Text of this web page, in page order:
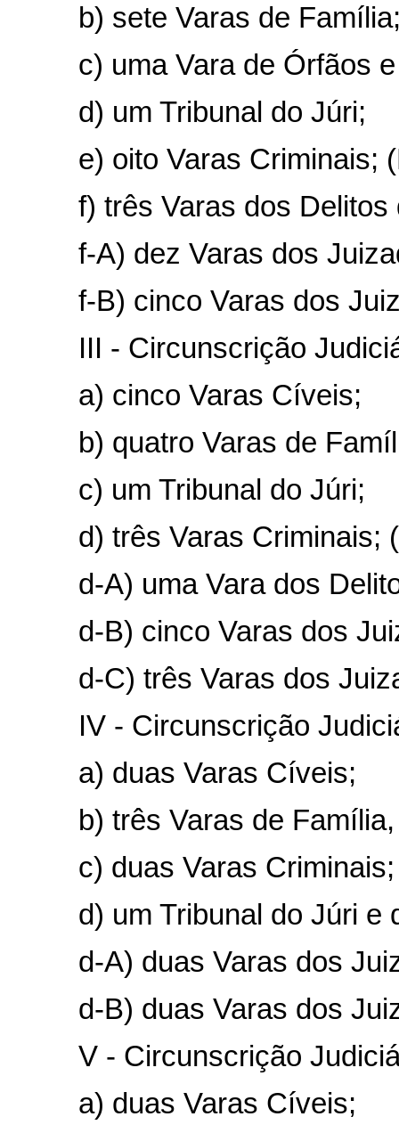
b) sete Varas de
c) uma Vara de Órfãos
d) um Tribunal do Júri;
e) oito Varas Criminais;
f) três Varas dos Delitos
f-A) dez Varas dos
f-B) cinco Varas dos
III - Circunscrição
a) cinco Varas Cíveis;
b) quatro Varas de
c) um Tribunal do Júri;
d) três Varas Criminais;
d-A) uma Vara dos
d-B) cinco Varas dos
d-C) três Varas dos
IV - Circunscrição
a) duas Varas Cíveis;
b) três Varas de
c) duas Varas Criminais;
d) um Tribunal do Júri e
d-A) duas Varas dos
d-B) duas Varas dos
V - Circunscrição
a) duas Varas Cíveis;